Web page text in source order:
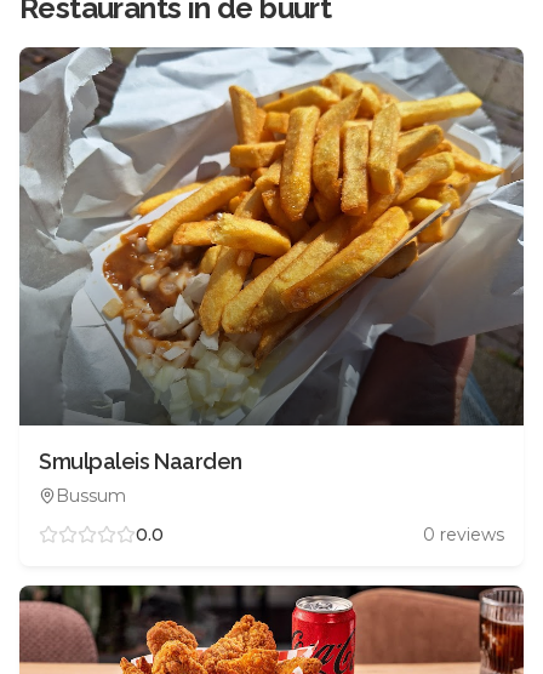
Restaurants in de buurt
Smulpaleis Naarden
Bussum
0.0
0 reviews